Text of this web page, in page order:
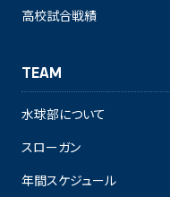
高校試合戦績
TEAM
水球部について
スローガン
年間スケジュール